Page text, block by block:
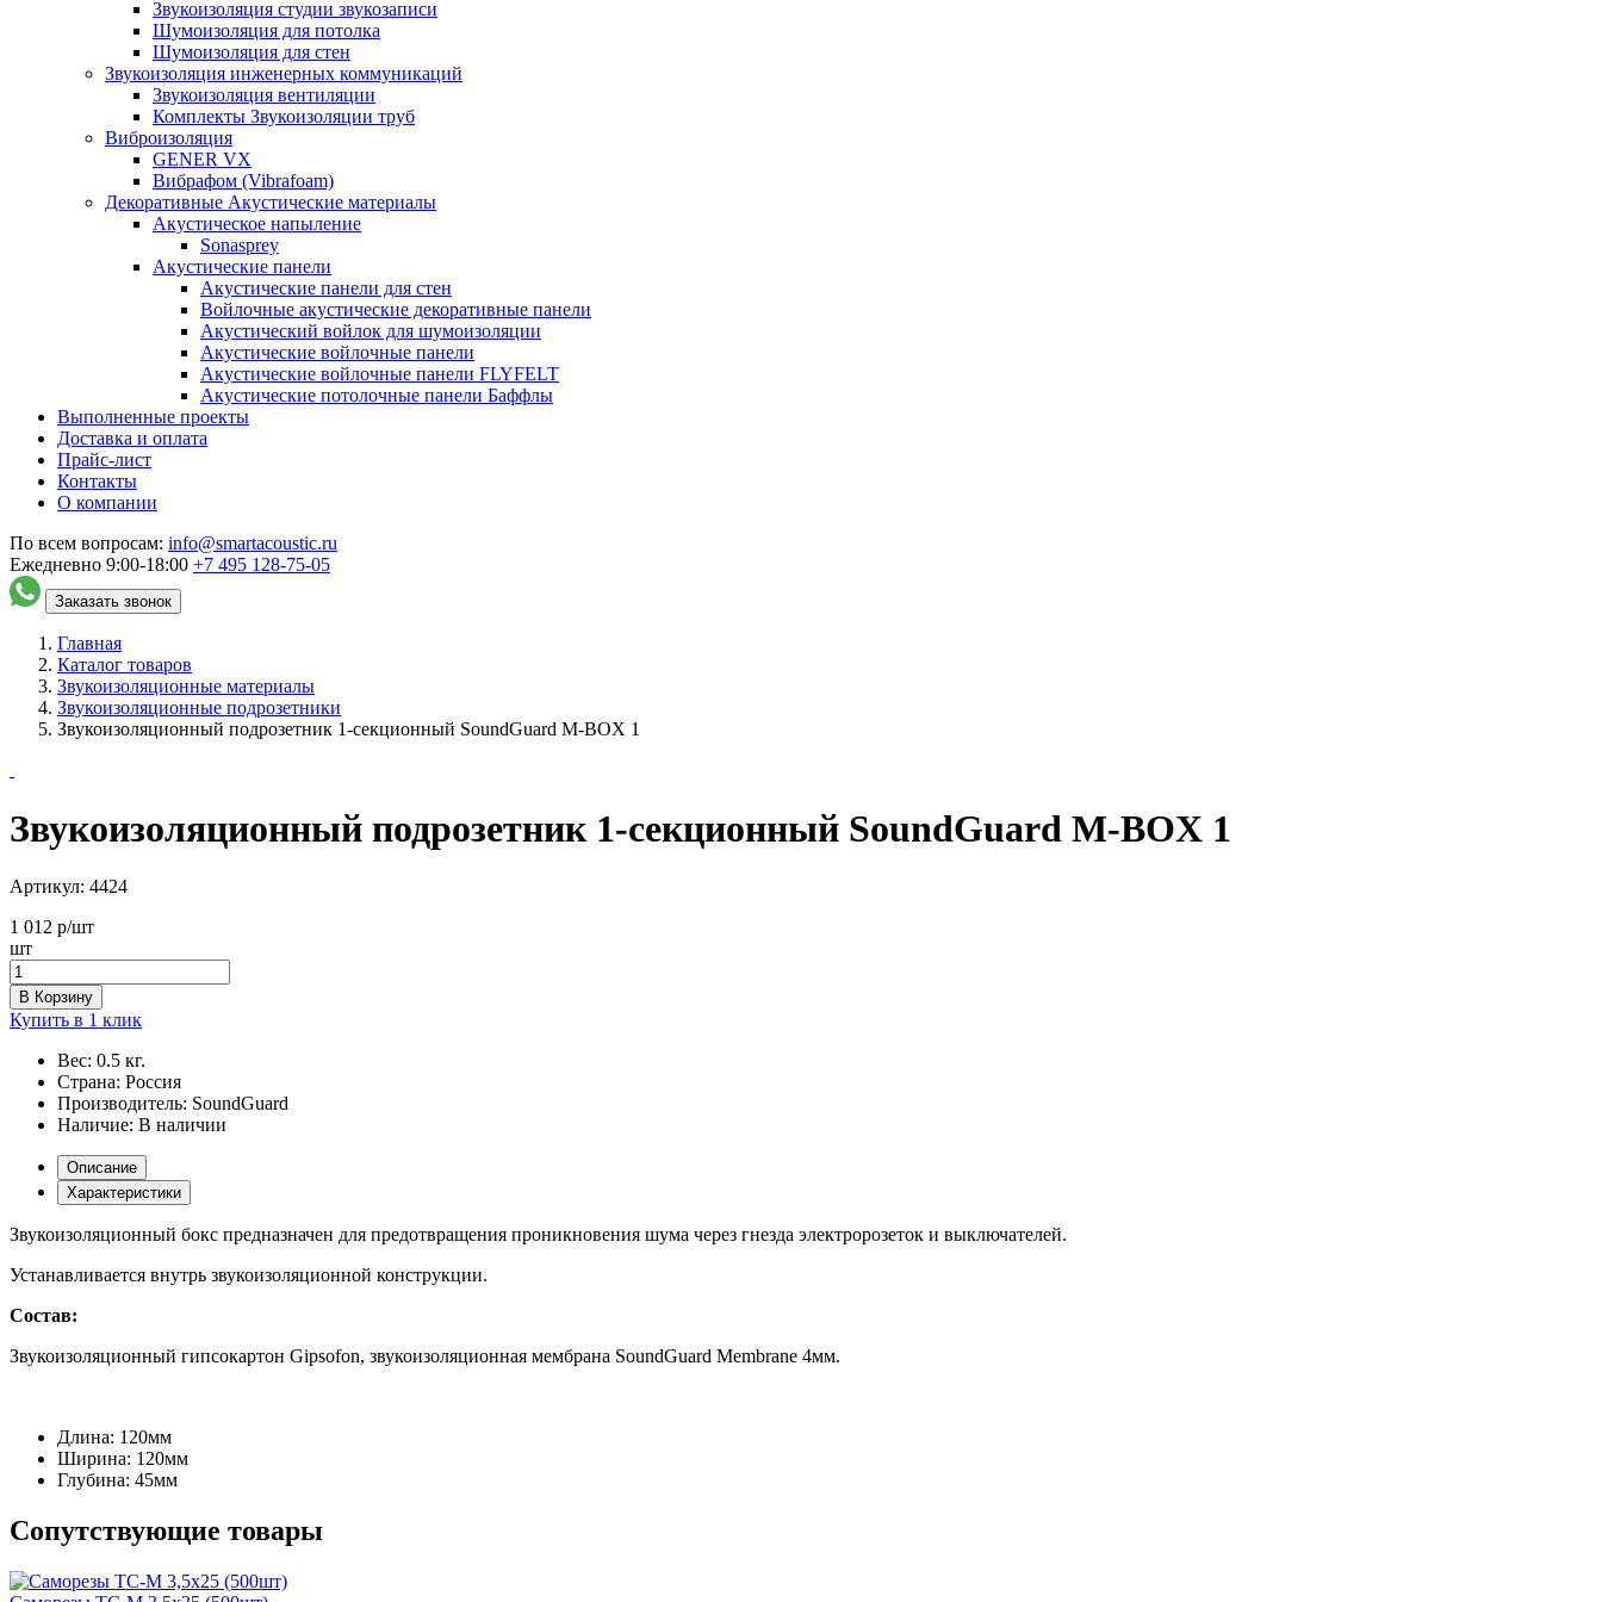
Звукоизоляция студии звукозаписи
Шумоизоляция для потолка
Шумоизоляция для стен
Звукоизоляция инженерных коммуникаций
Звукоизоляция вентиляции
Комплекты Звукоизоляции труб
Виброизоляция
GENER VX
Вибрафом (Vibrafoam)
Декоративные Акустические материалы
Акустическое напыление
Sonasprey
Акустические панели
Акустические панели для стен
Войлочные акустические декоративные панели
Акустический войлок для шумоизоляции
Акустические войлочные панели
Акустические войлочные панели FLYFELT
Акустические потолочные панели Баффлы
Выполненные проекты
Доставка и оплата
Прайс-лист
Контакты
О компании
По всем вопросам: info@smartacoustic.ru
Ежедневно 9:00-18:00 +7 495 128-75-05
Заказать звонок
Главная
Каталог товаров
Звукоизоляционные материалы
Звукоизоляционные подрозетники
Звукоизоляционный подрозетник 1-секционный SoundGuard M-BOX 1
Звукоизоляционный подрозетник 1-секционный SoundGuard M-BOX 1
Артикул: 4424
1 012 р/шт
шт
В Корзину
Купить в 1 клик
Вес: 0.5 кг.
Страна: Россия
Производитель: SoundGuard
Наличие: В наличии
Описание
Характеристики
Звукоизоляционный бокс предназначен для предотвращения проникновения шума через гнезда электророзеток и выключателей.
Устанавливается внутрь звукоизоляционной конструкции.
Состав:
Звукоизоляционный гипсокартон Gipsofon, звукоизоляционная мембрана SoundGuard Membrane 4мм.
Длина: 120мм
Ширина: 120мм
Глубина: 45мм
Сопутствующие товары